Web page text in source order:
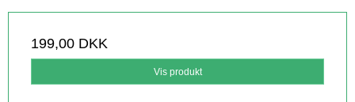
199,00 DKK
Vis produkt